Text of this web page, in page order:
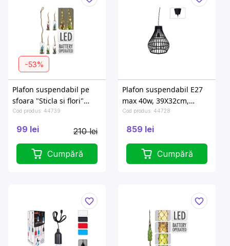
-53%
Plafon suspendabil pe
sfoara "Sticla si flori"
20LED, 4culori
Cod produs: 44739
99 lei 210 lei
Cumpără
Plafon suspendabil E27
max 40w, 39X32cm,
2culori, bambus
Cod produs: 44728
859 lei
Cumpără